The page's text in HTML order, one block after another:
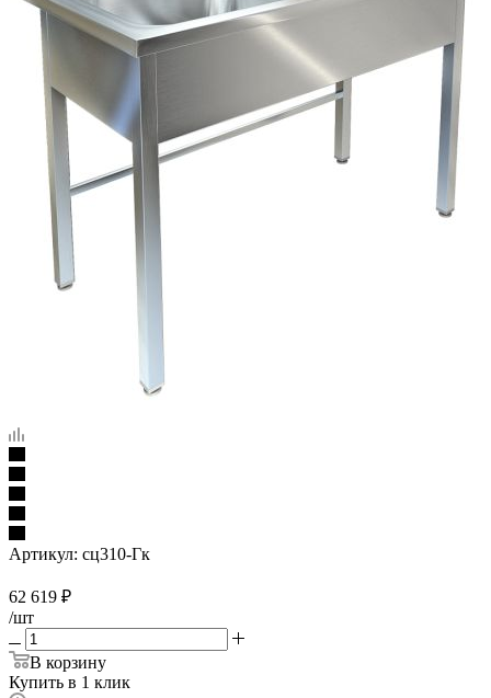
Артикул: сц310-Гк
62 619 ₽
/шт
В корзину
Купить в 1 клик